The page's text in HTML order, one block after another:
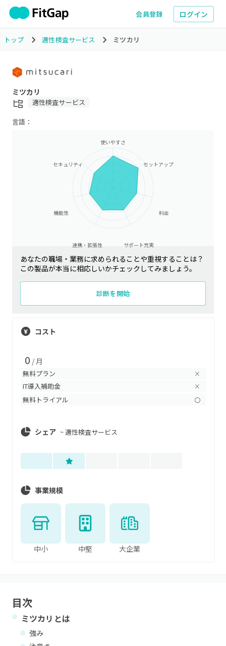
会員登録 ログイン
トップ 適性検査サービス ミツカリ
ミツカリ
適性検査サービス
言語：
使いやすさ
セットアップ
料金
サポート充実
連携・拡張性
機能性
セキュリティ
あなたの職場・業務に求められることや重視することは？
この製品が本当に相応しいかチェックしてみましょう。
診断を開始
コスト
0 / 月
無料プラン ×
IT導入補助金 ×
無料トライアル 〇
シェア ~適性検査サービス
事業規模
中小 中堅 大企業
目次
ミツカリ とは
強み